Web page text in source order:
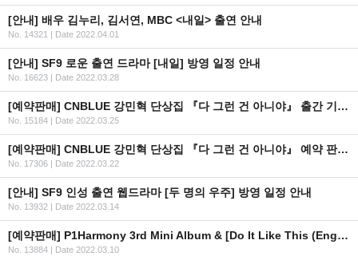
[안내] 배우 김누리, 김서연, MBC <내일> 출연 안내
No. 14321 | Date 2022.04.01
[안내] SF9 로운 출연 드라마 [내일] 방영 일정 안내
No. 16623 | Date 2022.03.28
[예약판매] CNBLUE 강민혁 단상집 『다 그런 건 아니야』 출간 기념 OFFICIAL MD 판매 안내
No. 15184 | Date 2022.03.25
[예약판매] CNBLUE 강민혁 단상집 『다 그런 건 아니야』 예약 판매 안내
No. 17306 | Date 2022.03.22
[안내] SF9 인성 출연 웹드라마 [두 명의 우주] 방영 일정 안내
No. 13932 | Date 2022.03.14
[예약판매] P1Harmony 3rd Mini Album & [Do It Like This (English Version)] OFFICIAL MD 판매 오픈 안내
No. 13884 | Date 2022.03.10